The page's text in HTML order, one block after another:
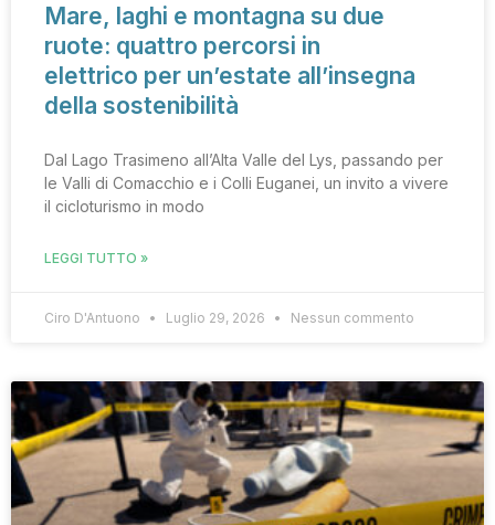
Mare, laghi e montagna su due
ruote: quattro percorsi in
elettrico per un’estate all’insegna
della sostenibilità
Dal Lago Trasimeno all’Alta Valle del Lys, passando per
le Valli di Comacchio e i Colli Euganei, un invito a vivere
il cicloturismo in modo
LEGGI TUTTO »
Ciro D'Antuono Luglio 29, 2026 Nessun commento